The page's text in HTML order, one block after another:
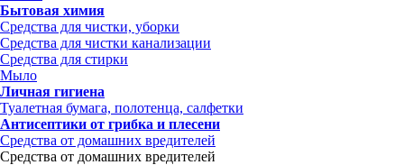
Бытовая химия
Средства для чистки, уборки
Средства для чистки канализации
Средства для стирки
Мыло
Личная гигиена
Туалетная бумага, полотенца, салфетки
Антисептики от грибка и плесени
Средства от домашних вредителей
Средства от домашних вредителей